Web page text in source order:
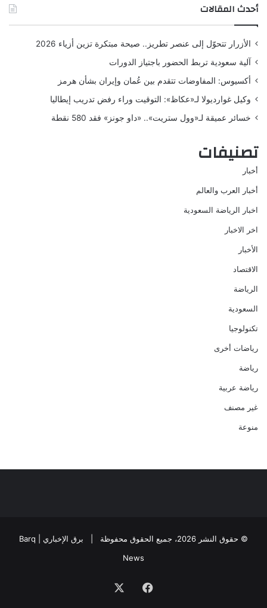
أحدث المقالات
الأزرار تتحوّل إلى عنصر تطريز.. صيحة مبتكرة تزين أزياء 2026
آلية سعودية تربط الحضور باجتياز الدورات
أكسيوس: المفاوضات تتقدم بين عُمان وإيران بشأن هرمز
وكيل غوارديولا لـ«عكاظ»: التوقيت وراء رفض تدريب إيطاليا
خسائر عميقة لـ«وول ستريت».. «داو جونز» فقد 580 نقطة
تصنيفات
أخبار
أخبار العرب والعالم
اخبار الرياضة السعودية
اخر الاخبار
الأخبار
الاقتصاد
الرياضة
السعودية
تكنولوجيا
رياضات أخرى
رياضة
رياضة عربية
غير مصنف
منوعة
© حقوق النشر 2026، جميع الحقوق محفوظة |
برق الإخباري | Barq
News
فيسبوك